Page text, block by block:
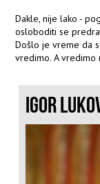
Dakle, nije lako -
osloboditi se
Došlo je vreme da
vredimo. A vredimo
IGOR